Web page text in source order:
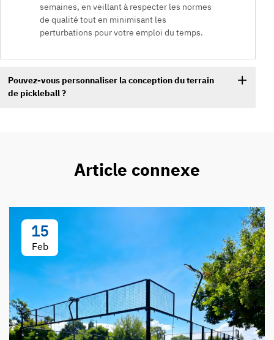
semaines, en veillant à respecter les normes
de qualité tout en minimisant les
perturbations pour votre emploi du temps.
Pouvez-vous personnaliser la conception du terrain
de pickleball ?
Article connexe
15
Feb